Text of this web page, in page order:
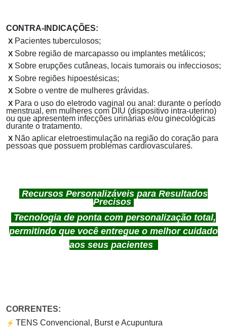
CONTRA-INDICAÇÕES:
X Pacientes tuberculosos;
X Sobre região de marcapasso ou implantes metálicos;
X Sobre erupções cutâneas, locais tumorais ou infecciosos;
X Sobre regiões hipoestésicas;
X Sobre o ventre de mulheres grávidas.
X Para o uso do eletrodo vaginal ou anal: durante o período
menstrual, em mulheres com DIU (dispositivo intra-uterino)
ou que apresentem infecções urinárias e/ou ginecológicas
durante o tratamento.
X Não aplicar eletroestimulação na região do coração para
pessoas que possuem problemas cardiovasculares.
Recursos Personalizáveis para Resultados
Precisos
Tecnologia de ponta com personalização total,
permitindo que você entregue o melhor cuidado
aos seus pacientes
CORRENTES:
⚡ TENS Convencional, Burst e Acupuntura